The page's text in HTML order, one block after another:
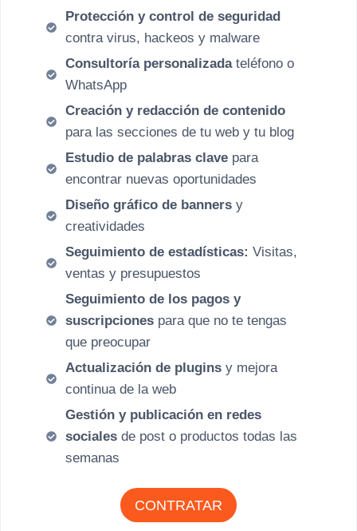
Protección y control de seguridad
contra virus, hackeos y malware
Consultoría personalizadateléfono o
WhatsApp
Creación y redacción de contenido
para las secciones de tu web y tu blog
Estudio de palabras clave para
encontrar nuevas oportunidades
Diseño gráfico de banners y
creatividades
Seguimiento de estadísticas: Visitas,
ventas y presupuestos
Seguimiento de los pagos y
suscripciones para que no te tengas
que preocupar
Actualización de plugins y mejora
continua de la web
Gestión y publicación en redes
sociales de post o productos todas las
semanas
CONTRATAR